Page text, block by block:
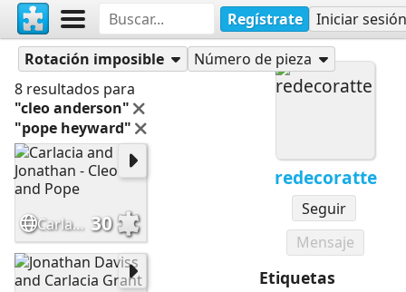
Regístrate Iniciar sesión
redecoratte
Seguir
Mensaje
Etiquetas
redecoratte
Rompecabezas
Rotación imposible
Número de pieza
8 resultados para
"cleo anderson"
"pope heyward"
Carlacia and Jonathan - Cleo and Pope 30